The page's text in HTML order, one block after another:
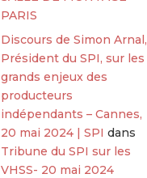
PARIS
Discours de Simon Arnal,
Président du SPI, sur les
grands enjeux des
producteurs
indépendants – Cannes,
20 mai 2024 | SPI dans
Tribune du SPI sur les
VHSS- 20 mai 2024